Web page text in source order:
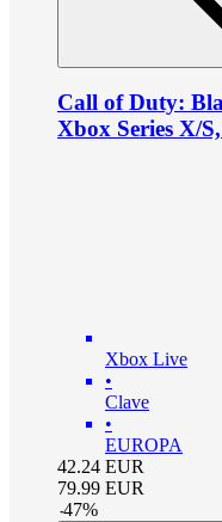
Call of Duty:
Xbox Series X/
Xbox Live
•
Clave
•
EUROPA
42.24 EUR
79.99 EUR
-47%